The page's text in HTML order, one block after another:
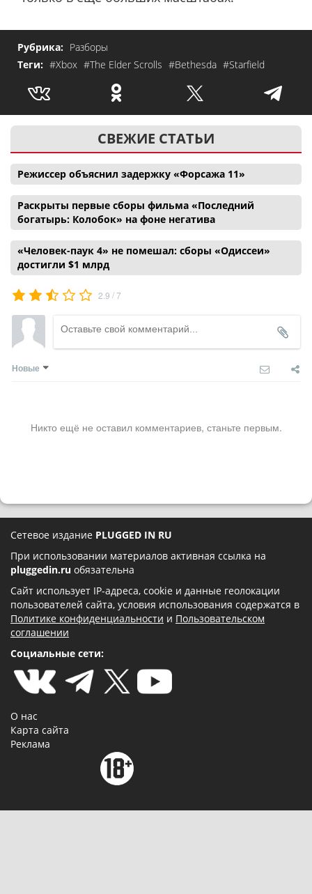
Рубрика: Разборы
Теги: #Xbox #The Elder Scrolls #Bethesda #Starfield
СВЕЖИЕ СТАТЬИ
Режиссер объяснил задержку «Форсажа 11»
Раскрыты первые сборы фильма «Последний
богатырь: Колобок» на фоне негатива
«Человек-паук 4» не помешал: сборы «Одиссеи»
достигли $1 млрд
2.9 /7
Новые
Никто ещё не оставил комментариев, станьте первым.
Сетевое издание PLUGGED IN RU
При использовании материалов активная ссылка на
pluggedin.ru обязательна
Сайт использует IP-адреса, cookie и данные геолокации
пользователей сайта, условия использования содержатся в
Политике конфиденциальности и Пользовательском
соглашении
Социальные сети:
О нас
Карта сайта
Реклама